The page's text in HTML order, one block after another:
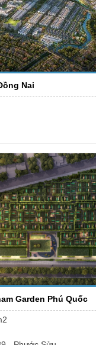
Nai
Garden Phú Quốc